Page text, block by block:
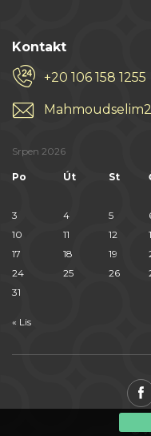
Kontakt
+20 106 158 1255
Srpen 2026
Po Út St
3
4 5
10
11 12
17
18 19
24
25 26
31
« Lis
©